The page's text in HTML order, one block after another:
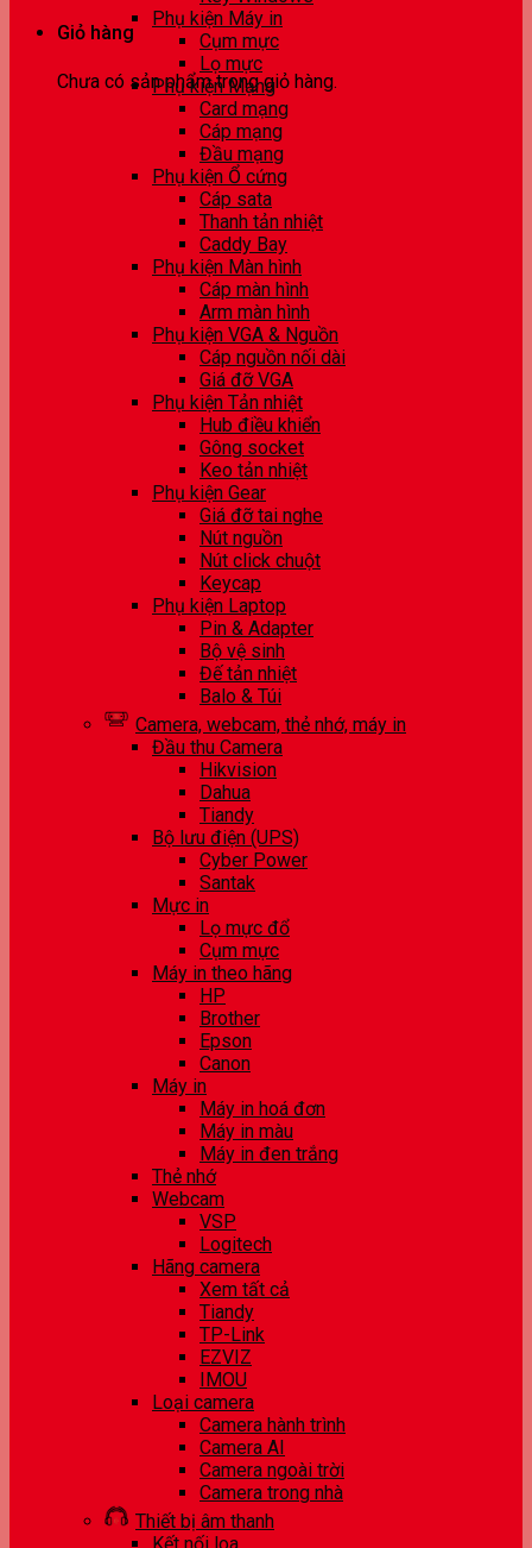
Giỏ hàng
Chưa có sản phẩm trong giỏ hàng.
Phụ kiện Máy in
Cụm mực
Lọ mực
Phụ kiện Mạng
Card mạng
Cáp mạng
Đầu mạng
Phụ kiện Ổ cứng
Cáp sata
Thanh tản nhiệt
Caddy Bay
Phụ kiện Màn hình
Cáp màn hình
Arm màn hình
Phụ kiện VGA & Nguồn
Cáp nguồn nối dài
Giá đỡ VGA
Phụ kiện Tản nhiệt
Hub điều khiển
Gông socket
Keo tản nhiệt
Phụ kiện Gear
Giá đỡ tai nghe
Nút nguồn
Nút click chuột
Keycap
Phụ kiện Laptop
Pin & Adapter
Bộ vệ sinh
Đế tản nhiệt
Balo & Túi
Camera, webcam, thẻ nhớ, máy in
Đầu thu Camera
Hikvision
Dahua
Tiandy
Bộ lưu điện (UPS)
Cyber Power
Santak
Mực in
Lọ mực đổ
Cụm mực
Máy in theo hãng
HP
Brother
Epson
Canon
Máy in
Máy in hoá đơn
Máy in màu
Máy in đen trắng
Thẻ nhớ
Webcam
VSP
Logitech
Hãng camera
Xem tất cả
Tiandy
TP-Link
EZVIZ
IMOU
Loại camera
Camera hành trình
Camera AI
Camera ngoài trời
Camera trong nhà
Thiết bị âm thanh